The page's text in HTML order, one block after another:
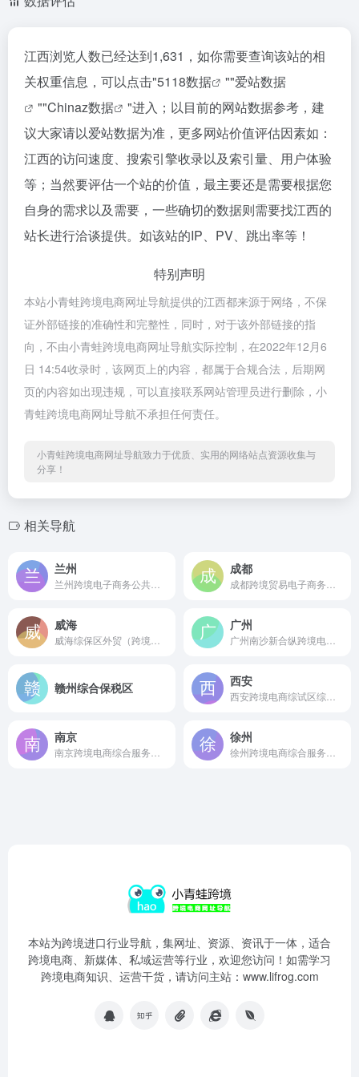
江西浏览人数已经达到1,631，如你需要查询该站的相
关权重信息，可以点击"5118数据 ""爱站数据
""Chinaz数据
"进入；以目前的网站数据参考，建
议大家请以爱站数据为准，更多网站价值评估因素如：
江西的访问速度、搜索引擎收录以及索引量、用户体验
等；当然要评估一个站的价值，最主要还是需要根据您
自身的需求以及需要，一些确切的数据则需要找江西的
站长进行洽谈提供。如该站的IP、PV、跳出率等！
特别声明
本站小青蛙跨境电商网址导航提供的江西都来源于网络，不保
证外部链接的准确性和完整性，同时，对于该外部链接的指
向，不由小青蛙跨境电商网址导航实际控制，在2022年12月6
日 14:54收录时，该网页上的内容，都属于合规合法，后期网
页的内容如出现违规，可以直接联系网站管理员进行删除，小
青蛙跨境电商网址导航不承担任何责任。
小青蛙跨境电商网址导航致力于优质、实用的网络站点资源收集与
分享！
相关导航
兰州 成都
威海 广州
赣州综合保税区 西安
南京 徐州
本站为跨境进口行业导航，集网址、资源、资讯于一体，适合
跨境电商、新媒体、私域运营等行业，欢迎您访问！如需学习
跨境电商知识、运营干货，请访问主站：www.lifrog.com